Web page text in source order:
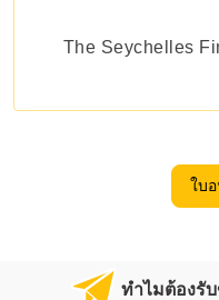
The Seychelles
ใบ
ทำไมต้องรั